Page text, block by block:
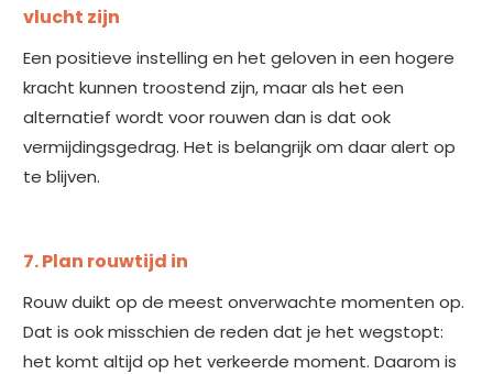
vlucht zijn
Een positieve instelling en het geloven in een hogere
kracht kunnen troostend zijn, maar als het een
alternatief wordt voor rouwen dan is dat ook
vermijdingsgedrag. Het is belangrijk om daar alert op
te blijven.
7. Plan rouwtijd in
Rouw duikt op de meest onverwachte momenten op.
Dat is ook misschien de reden dat je het wegstopt:
het komt altijd op het verkeerde moment. Daarom is